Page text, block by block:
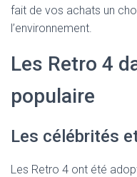
fait de vos achats un
l’environnement.
Les Retro 4
populaire
Les célébrités
Les Retro 4 ont été